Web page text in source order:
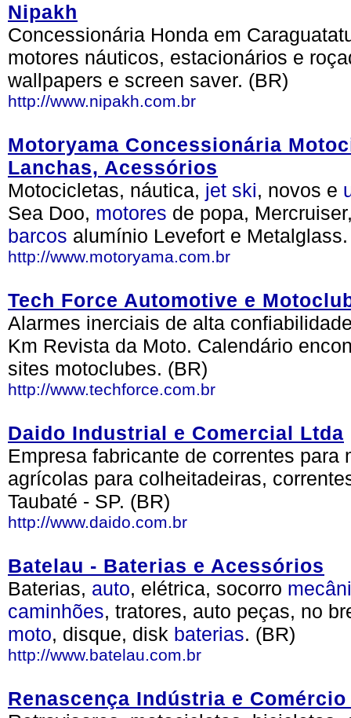
Nipakh
Concessionária Honda em
motores náuticos, estacionários e
wallpapers e screen saver. (BR)
http://www.nipakh.com.br
Motoryama Concessionária
Lanchas, Acessórios
Motocicletas, náutica, jet ski, novos e
Sea Doo, motores de popa,
barcos alumínio Levefort e
http://www.motoryama.com.br
Tech Force Automotive e
Alarmes inerciais de alta
Km Revista da Moto. Calendário
sites motoclubes. (BR)
http://www.techforce.com.br
Daido Industrial e Comercial Ltda
Empresa fabricante de correntes
agrícolas para colheitadeiras,
Taubaté - SP. (BR)
http://www.daido.com.br
Batelau - Baterias e Acessórios
Baterias, auto, elétrica, socorro
caminhões, tratores, auto peças, no
moto, disque, disk baterias. (BR)
http://www.batelau.com.br
Renascença Indústria e